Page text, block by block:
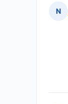
N